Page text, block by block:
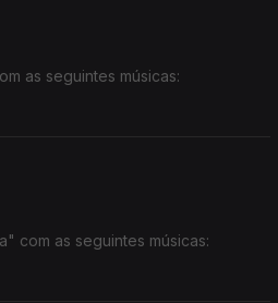
as seguintes músicas:
com as seguintes músicas: